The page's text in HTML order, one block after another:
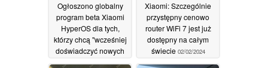
Ogłoszono globalny
program beta Xiaomi
HyperOS dla tych,
którzy chcą "wcześniej
doświadczyć nowych
funkcji02/02/2024
Xiaomi: Szczególnie
przystępny cenowo
router WiFi 7 jest już
dostępny na całym
świecie 02/02/2024